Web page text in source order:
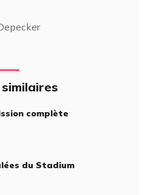
complète
du Stadium